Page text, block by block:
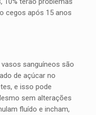
cegos após 15 anos
sanguíneos são
de açúcar no
e isso pode
sem alterações
fluído e incham,